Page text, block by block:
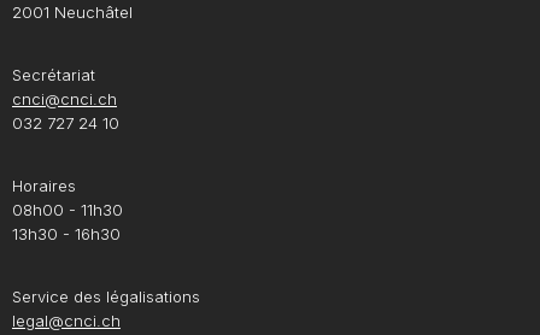
2001 Neuchâtel
Secrétariat
cnci@cnci.ch
032 727 24 10
Horaires
08h00 - 11h30
13h30 - 16h30
Service des légalisations
legal@cnci.ch